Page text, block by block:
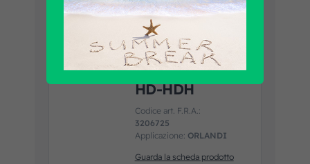
CRISTALLO
ULTIMO
INF.SX D.2001
HD-HDH
Codice art. F.R.A.:
3206725
Applicazione: ORLANDI
Guarda la scheda prodotto